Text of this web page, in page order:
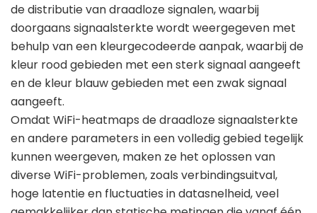
de distributie van draadloze signalen, waarbij
doorgaans signaalsterkte wordt weergegeven met
behulp van een kleurgecodeerde aanpak, waarbij de
kleur rood gebieden met een sterk signaal aangeeft
en de kleur blauw gebieden met een zwak signaal
aangeeft.
Omdat WiFi-heatmaps de draadloze signaalsterkte
en andere parameters in een volledig gebied tegelijk
kunnen weergeven, maken ze het oplossen van
diverse WiFi-problemen, zoals verbindingsuitval,
hoge latentie en fluctuaties in datasnelheid, veel